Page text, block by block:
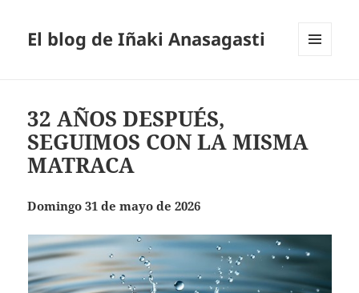
El blog de Iñaki Anasagasti
32 AÑOS DESPUÉS,
SEGUIMOS CON LA MISMA
MATRACA
Domingo 31 de mayo de 2026